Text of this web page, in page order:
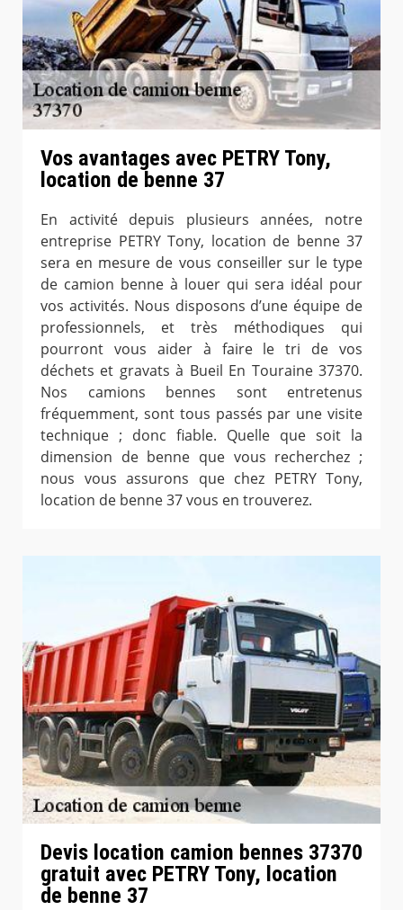
Vos avantages avec PETRY Tony,
location de benne 37
En activité depuis plusieurs années, notre
entreprise PETRY Tony, location de benne 37
sera en mesure de vous conseiller sur le type
de camion benne à louer qui sera idéal pour
vos activités. Nous disposons d’une équipe de
professionnels, et très méthodiques qui
pourront vous aider à faire le tri de vos
déchets et gravats à Bueil En Touraine 37370.
Nos camions bennes sont entretenus
fréquemment, sont tous passés par une visite
technique ; donc fiable. Quelle que soit la
dimension de benne que vous recherchez ;
nous vous assurons que chez PETRY Tony,
location de benne 37 vous en trouverez.
Devis location camion bennes 37370
gratuit avec PETRY Tony, location
de benne 37